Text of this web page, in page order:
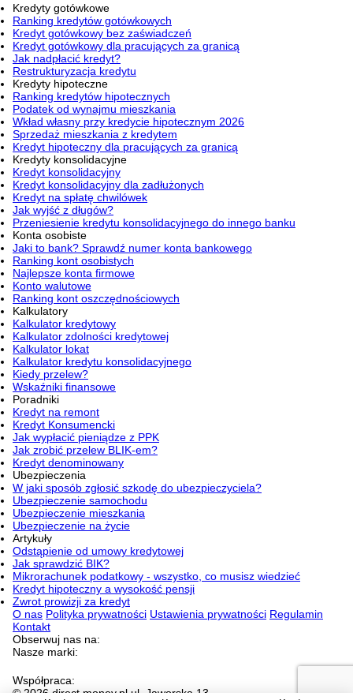
Kredyty gotówkowe
Ranking kredytów gotówkowych
Kredyt gotówkowy bez zaświadczeń
Kredyt gotówkowy dla pracujących za granicą
Jak nadpłacić kredyt?
Restrukturyzacja kredytu
Kredyty hipoteczne
Ranking kredytów hipotecznych
Podatek od wynajmu mieszkania
Wkład własny przy kredycie hipotecznym 2026
Sprzedaż mieszkania z kredytem
Kredyt hipoteczny dla pracujących za granicą
Kredyty konsolidacyjne
Kredyt konsolidacyjny
Kredyt konsolidacyjny dla zadłużonych
Kredyt na spłatę chwilówek
Jak wyjść z długów?
Przeniesienie kredytu konsolidacyjnego do innego banku
Konta osobiste
Jaki to bank? Sprawdź numer konta bankowego
Ranking kont osobistych
Najlepsze konta firmowe
Konto walutowe
Ranking kont oszczędnościowych
Kalkulatory
Kalkulator kredytowy
Kalkulator zdolności kredytowej
Kalkulator lokat
Kalkulator kredytu konsolidacyjnego
Kiedy przelew?
Wskaźniki finansowe
Poradniki
Kredyt na remont
Kredyt Konsumencki
Jak wypłacić pieniądze z PPK
Jak zrobić przelew BLIK-em?
Kredyt denominowany
Ubezpieczenia
W jaki sposób zgłosić szkodę do ubezpieczyciela?
Ubezpieczenie samochodu
Ubezpieczenie mieszkania
Ubezpieczenie na życie
Artykuły
Odstąpienie od umowy kredytowej
Jak sprawdzić BIK?
Mikrorachunek podatkowy - wszystko, co musisz wiedzieć
Kredyt hipoteczny a wysokość pensji
Zwrot prowizji za kredyt
O nas Polityka prywatności Ustawienia prywatności Regulamin
Kontakt
Obserwuj nas na:
Nasze marki:
Współpraca:
© 2026 direct.money.pl ul. Jaworska 13,